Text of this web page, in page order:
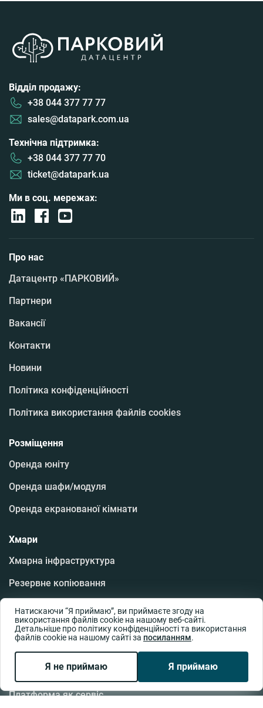
Відділ продажу:
+38 044 377 77 77
sales@datapark.com.ua
Технічна підтримка:
+38 044 377 77 70
ticket@datapark.ua
Ми в соц. мережах:
Про нас
Датацентр «ПАРКОВИЙ»
Партнери
Вакансії
Контакти
Новини
Політика конфіденційності
Політика використання файлів cookies
Розміщення
Оренда юніту
Оренда шафи/модуля
Оренда екранованої кімнати
Хмари
Хмарна інфраструктура
Резервне копіювання
Хмарні робочі місця
Аварійне відновлення даних
Програмне забезпечення
Хмарна база даних
Платформа як сервіс
Натискаючи “Я приймаю”, ви приймаєте згоду на
використання файлів cookie на нашому веб-сайті.
Детальніше про політику конфіденційності та використання
файлів cookie на нашому сайті за посиланням.
Я не приймаю Я приймаю